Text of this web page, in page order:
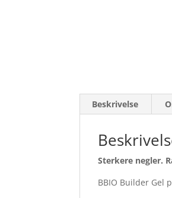
Beskrivelse
Sterkere negler.
BBIO Builder Gel